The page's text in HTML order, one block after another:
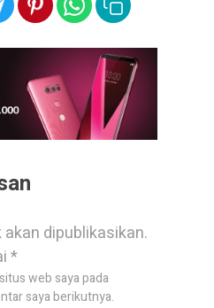
dipublikasikan.
*
web saya pada
saya berikutnya.